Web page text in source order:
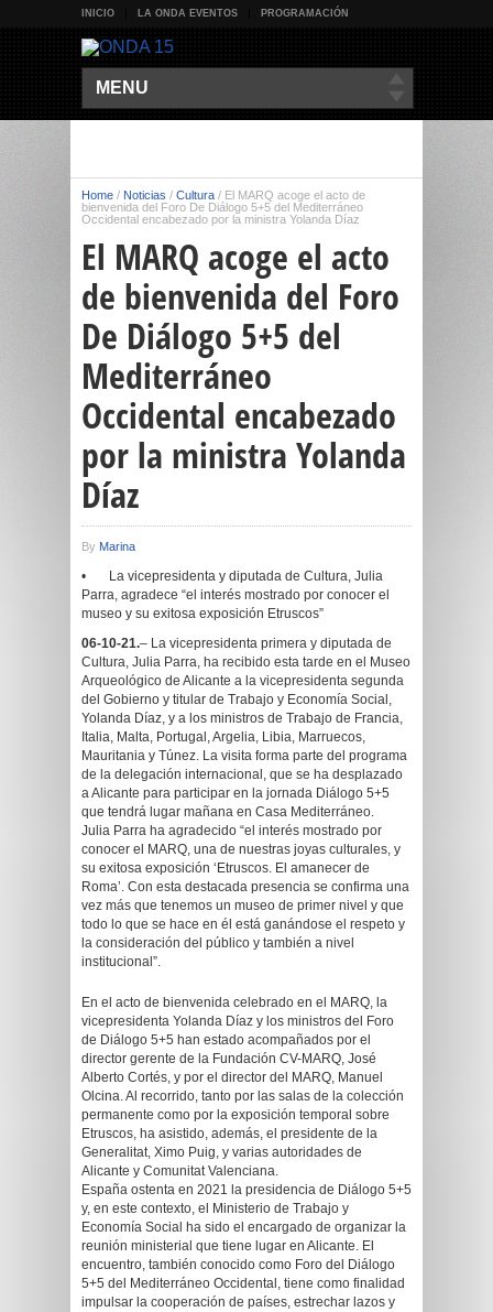
INICIO LA ONDA EVENTOS PROGRAMACIÓN
MENU
Home / Noticias / Cultura / El MARQ acoge el acto de
bienvenida del Foro De Diálogo 5+5 del Mediterráneo
Occidental encabezado por la ministra Yolanda Díaz
El MARQ acoge el acto
de bienvenida del Foro
De Diálogo 5+5 del
Mediterráneo
Occidental encabezado
por la ministra Yolanda
Díaz
By Marina
• La vicepresidenta y diputada de Cultura, Julia
Parra, agradece “el interés mostrado por conocer el
museo y su exitosa exposición Etruscos”
06-10-21.– La vicepresidenta primera y diputada de
Cultura, Julia Parra, ha recibido esta tarde en el Museo
Arqueológico de Alicante a la vicepresidenta segunda
del Gobierno y titular de Trabajo y Economía Social,
Yolanda Díaz, y a los ministros de Trabajo de Francia,
Italia, Malta, Portugal, Argelia, Libia, Marruecos,
Mauritania y Túnez. La visita forma parte del programa
de la delegación internacional, que se ha desplazado
a Alicante para participar en la jornada Diálogo 5+5
que tendrá lugar mañana en Casa Mediterráneo.
Julia Parra ha agradecido “el interés mostrado por
conocer el MARQ, una de nuestras joyas culturales, y
su exitosa exposición ‘Etruscos. El amanecer de
Roma’. Con esta destacada presencia se confirma una
vez más que tenemos un museo de primer nivel y que
todo lo que se hace en él está ganándose el respeto y
la consideración del público y también a nivel
institucional”.
En el acto de bienvenida celebrado en el MARQ, la
vicepresidenta Yolanda Díaz y los ministros del Foro
de Diálogo 5+5 han estado acompañados por el
director gerente de la Fundación CV-MARQ, José
Alberto Cortés, y por el director del MARQ, Manuel
Olcina. Al recorrido, tanto por las salas de la colección
permanente como por la exposición temporal sobre
Etruscos, ha asistido, además, el presidente de la
Generalitat, Ximo Puig, y varias autoridades de
Alicante y Comunitat Valenciana.
España ostenta en 2021 la presidencia de Diálogo 5+5
y, en este contexto, el Ministerio de Trabajo y
Economía Social ha sido el encargado de organizar la
reunión ministerial que tiene lugar en Alicante. El
encuentro, también conocido como Foro del Diálogo
5+5 del Mediterráneo Occidental, tiene como finalidad
impulsar la cooperación de países, estrechar lazos y